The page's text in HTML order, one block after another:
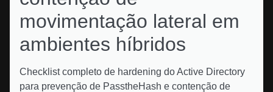
movimentação lateral em
ambientes híbridos
Checklist completo de hardening do Active Directory
para prevenção de PasstheHash e contenção de